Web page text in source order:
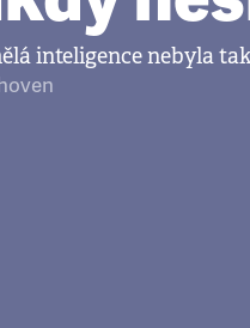
inteligence nebyla